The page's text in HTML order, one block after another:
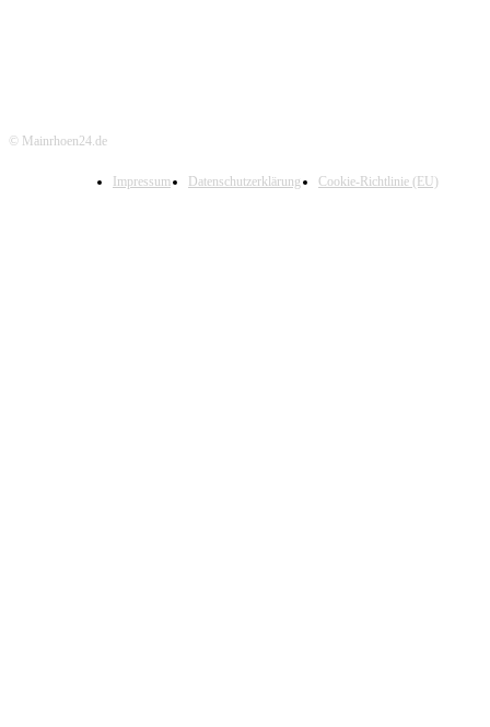
© Mainrhoen24.de
Impressum Datenschutzerklärung Cookie-Richtlinie (EU)